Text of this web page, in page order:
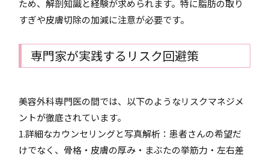
ため、解剖知識と経験が求められます。特に脂肪の取り
すぎや皮膚切除の加減に注意が必要です。
専門家が実践するリスク回避策
美容外科専門医の間では、以下のようなリスクマネジメ
ントが徹底されています。
1.詳細なカウンセリングと写真解析：患者さんの希望だ
けでなく、骨格・皮膚の厚み・まぶたの挙筋力・左右差